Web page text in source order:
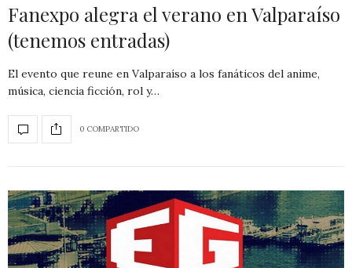
Fanexpo alegra el verano en Valparaíso
(tenemos entradas)
El evento que reune en Valparaíso a los fanáticos del anime,
música, ciencia ficción, rol y…
0 COMPARTIDO